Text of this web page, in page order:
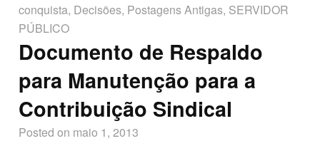
conquista, Decisões, Postagens Antigas, SERVIDOR
PÚBLICO
Documento de Respaldo
para Manutenção para a
Contribuição Sindical
Posted on maio 1, 2013